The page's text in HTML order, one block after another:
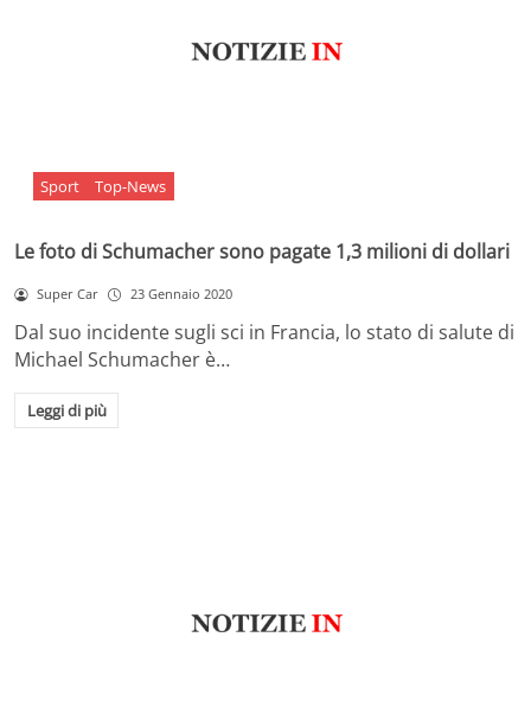
Sport Top-News
Le foto di Schumacher sono pagate 1,3 milioni di dollari
Super Car 23 Gennaio 2020
Dal suo incidente sugli sci in Francia, lo stato di salute di
Michael Schumacher è…
Leggi di più